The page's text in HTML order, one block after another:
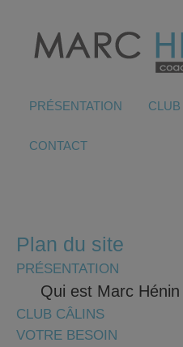
PRÉSENTATION
CONTACT
Plan du site
PRÉSENTATION
Qui est Marc
CLUB CÂLINS
VOTRE BESOIN